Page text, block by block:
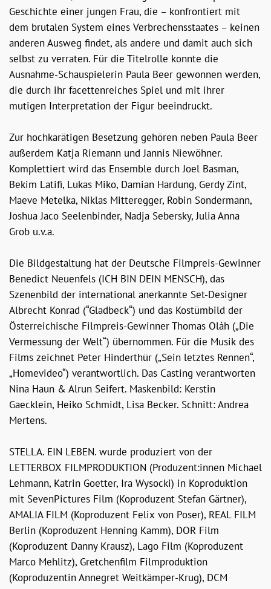
Geschichte einer jungen Frau, die – konfrontiert mit
dem brutalen System eines Verbrechensstaates – keinen
anderen Ausweg findet, als andere und damit auch sich
selbst zu verraten. Für die Titelrolle konnte die
Ausnahme-Schauspielerin Paula Beer gewonnen werden,
die durch ihr facettenreiches Spiel und mit ihrer
mutigen Interpretation der Figur beeindruckt.
Zur hochkarätigen Besetzung gehören neben Paula Beer
außerdem Katja Riemann und Jannis Niewöhner.
Komplettiert wird das Ensemble durch Joel Basman,
Bekim Latifi, Lukas Miko, Damian Hardung, Gerdy Zint,
Maeve Metelka, Niklas Mitteregger, Robin Sondermann,
Joshua Jaco Seelenbinder, Nadja Sebersky, Julia Anna
Grob u.v.a.
Die Bildgestaltung hat der Deutsche Filmpreis-Gewinner
Benedict Neuenfels (ICH BIN DEIN MENSCH), das
Szenenbild der international anerkannte Set-Designer
Albrecht Konrad (“Gladbeck“) und das Kostümbild der
Österreichische Filmpreis-Gewinner Thomas Oláh („Die
Vermessung der Welt“) übernommen. Für die Musik des
Films zeichnet Peter Hinderthür („Sein letztes Rennen“,
„Homevideo“) verantwortlich. Das Casting verantworten
Nina Haun & Alrun Seifert. Maskenbild: Kerstin
Gaecklein, Heiko Schmidt, Lisa Becker. Schnitt: Andrea
Mertens.
STELLA. EIN LEBEN. wurde produziert von der
LETTERBOX FILMPRODUKTION (Produzent:innen Michael
Lehmann, Katrin Goetter, Ira Wysocki) in Koproduktion
mit SevenPictures Film (Koproduzent Stefan Gärtner),
AMALIA FILM (Koproduzent Felix von Poser), REAL FILM
Berlin (Koproduzent Henning Kamm), DOR Film
(Koproduzent Danny Krausz), Lago Film (Koproduzent
Marco Mehlitz), Gretchenfilm Filmproduktion
(Koproduzentin Annegret Weitkämper-Krug), DCM